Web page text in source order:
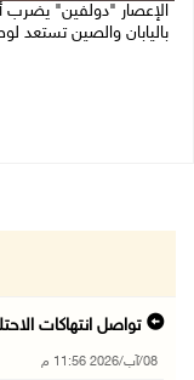
الإعصار "دولفين" يضرب
باليابان والصين تستعد
تواصل انتهاكات
08/آب/2026 11:56 م